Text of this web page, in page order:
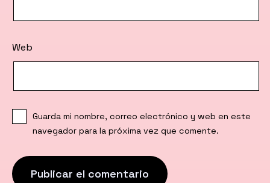
Web
Guarda mi nombre, correo electrónico y web en este
navegador para la próxima vez que comente.